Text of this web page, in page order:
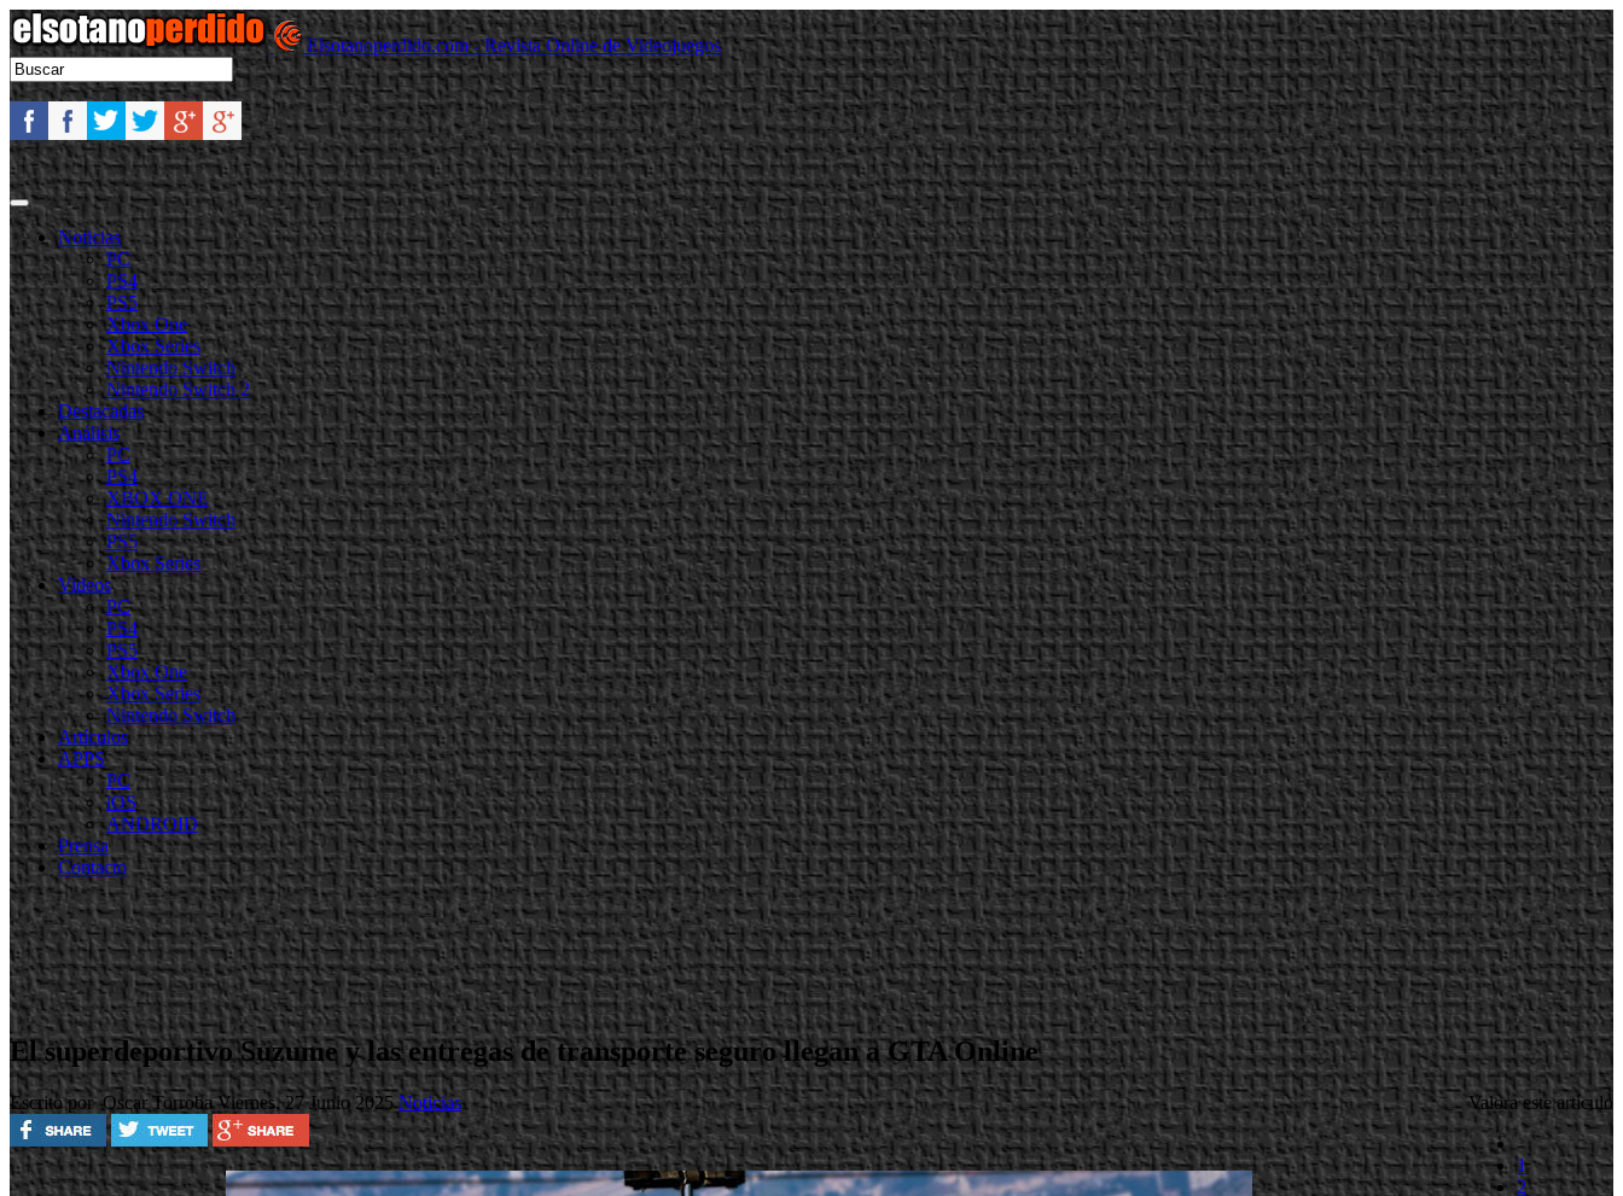
Elsotanoperdido.com - Revista Online de Videojuegos
Noticias
PC
PS4
PS5
Xbox One
Xbox Series
Nintendo Switch
Nintendo Switch 2
Destacadas
Análisis
PC
PS4
XBOX ONE
Nintendo Switch
PS5
Xbox Series
Videos
PC
PS4
PS5
Xbox One
Xbox Series
Nintendo Switch
Artículos
APPS
PC
iOS
ANDROID
Prensa
Contacto
El superdeportivo Suzume y las entregas de transporte seguro llegan a GTA Online
Escrito por Oscar TorrobaViernes, 27 Junio 2025Noticias Valora este artículo
1
2